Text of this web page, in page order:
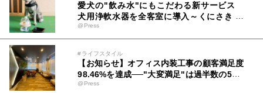
愛犬の"飲み水"にもこだわる新サービス
犬用浄軟水器を全客室に導入～くにさき 森
と海のドッグリゾート～
@Press
#ライフスタイル
【お知らせ】オフィス内装工事の顧客満足度
98.46%を達成──"大変満足"は過半数の50.7
6%に
@Press